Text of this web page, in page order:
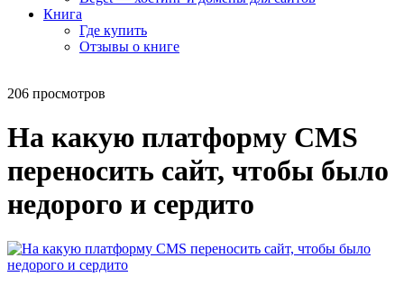
Книга
Где купить
Отзывы о книге
206 просмотров
На какую платформу CMS
переносить сайт, чтобы было
недорого и сердито